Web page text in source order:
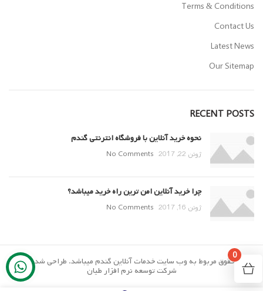
Terms & Conditions
Contact Us
Latest News
Our Sitemap
RECENT POSTS
نحوه خرید آنلاین با فروشگاه انترنتی گندم
ژوئن 22, 2017 No Comments
چرا خرید آنلاین امن ترین راه خرید میباشد؟
ژوئن 16, 2017 No Comments
تمام حقوق مربوط به وب سایت خدمات آنلاین گندم میباشد. طراحی شده توسط
شرکت توسعه نرم افزار طیان
0